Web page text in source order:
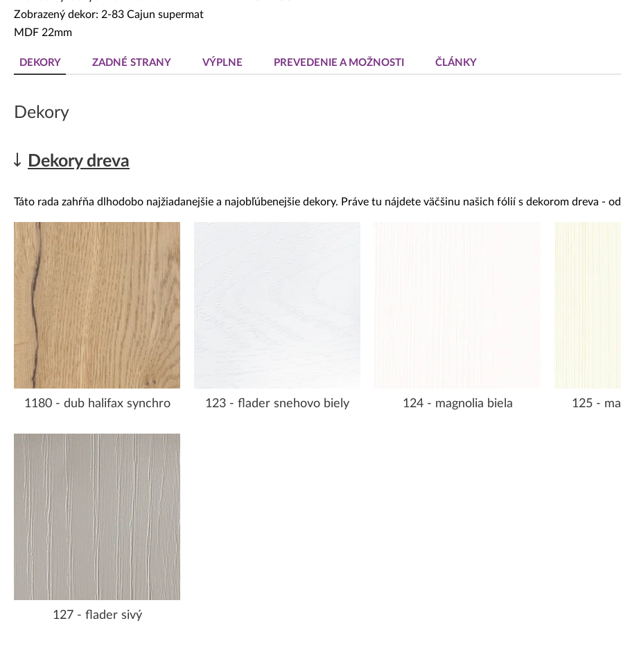
Zobrazený dekor: 2-83 Cajun supermat
MDF 22mm
DEKORY ZADNÉ STRANY VÝPLNE PREVEDENIE A MOŽNOSTI ČLÁNKY
Dekory
Dekory dreva
Táto rada zahŕňa dlhodobo najžiadanejšie a najobľúbenejšie dekory. Práve tu nájdete väčšinu našich fólií s dekorom dreva -
1180 - dub halifax synchro 123 - flader snehovo biely 124 - magnolia biela 125 -
127 - flader sivý